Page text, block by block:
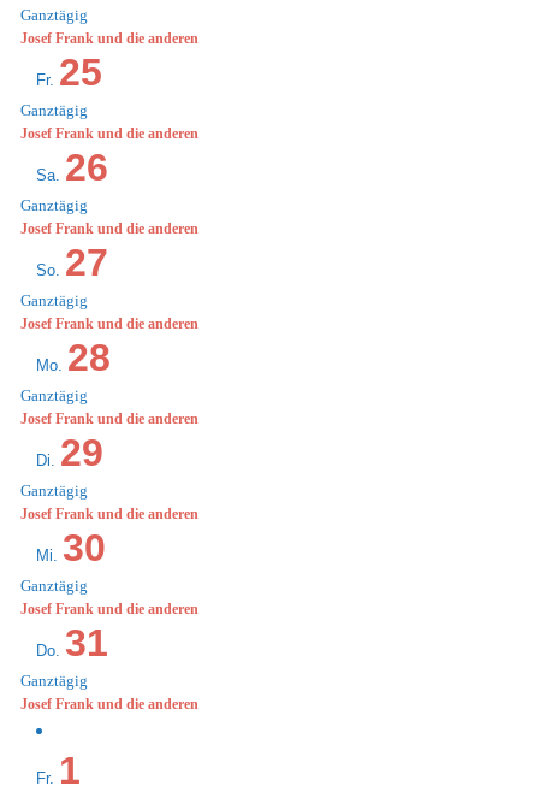
Ganztägig
Josef Frank und die anderen
Fr. 25
Ganztägig
Josef Frank und die anderen
Sa. 26
Ganztägig
Josef Frank und die anderen
So. 27
Ganztägig
Josef Frank und die anderen
Mo. 28
Ganztägig
Josef Frank und die anderen
Di. 29
Ganztägig
Josef Frank und die anderen
Mi. 30
Ganztägig
Josef Frank und die anderen
Do. 31
Ganztägig
Josef Frank und die anderen
Fr. 1